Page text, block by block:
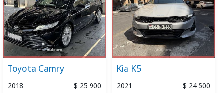
Toyota Camry
2018 $ 25 900
Kia K5
2021 $ 24 500